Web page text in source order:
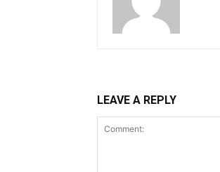
LEAVE A REPLY